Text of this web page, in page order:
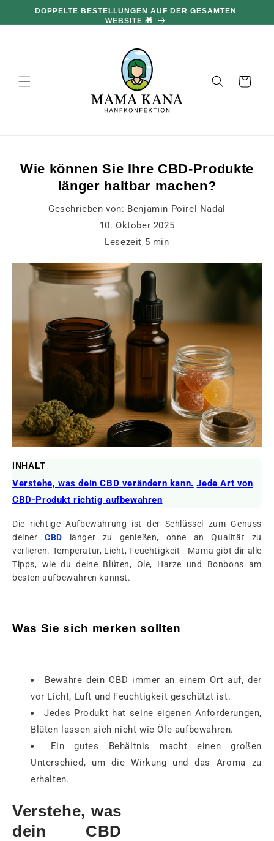
und zumDOPPELTE BESTELLUNGEN AUF DER GESAMTEN
WEBSITE 🎁
Warenkorb
Wie können Sie Ihre CBD-Produkte
länger haltbar machen?
Geschrieben von: Benjamin Poirel Nadal
10. Oktober 2025
Lesezeit 5 min
INHALT
Verstehe, was dein CBD verändern kann. Jede Art von
CBD-Produkt richtig aufbewahren
Die richtige Aufbewahrung ist der Schlüssel zum Genuss
deinerCBD länger zu genießen, ohne an Qualität zu
verlieren. Temperatur, Licht, Feuchtigkeit - Mama gibt dir alle
Tipps, wie du deine Blüten, Öle, Harze und Bonbons am
besten aufbewahren kannst.
Was Sie sich merken sollten
Bewahre dein CBD immer an einem Ort auf, der
vor Licht, Luft und Feuchtigkeit geschützt ist.
Jedes Produkt hat seine eigenen Anforderungen,
Blüten lassen sich nicht wie Öle aufbewahren.
Ein gutes Behältnis macht einen großen
Unterschied, um die Wirkung und das Aroma zu
erhalten.
Verstehe, was
dein CBD